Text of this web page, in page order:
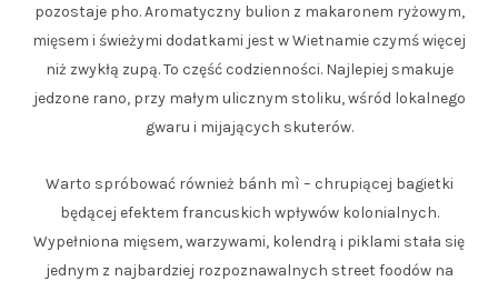
pozostaje pho. Aromatyczny bulion z makaronem ryżowym,
mięsem i świeżymi dodatkami jest w Wietnamie czymś więcej
niż zwykłą zupą. To część codzienności. Najlepiej smakuje
jedzone rano, przy małym ulicznym stoliku, wśród lokalnego
gwaru i mijających skuterów.
Warto spróbować również bánh mì – chrupiącej bagietki
będącej efektem francuskich wpływów kolonialnych.
Wypełniona mięsem, warzywami, kolendrą i piklami stała się
jednym z najbardziej rozpoznawalnych street foodów na